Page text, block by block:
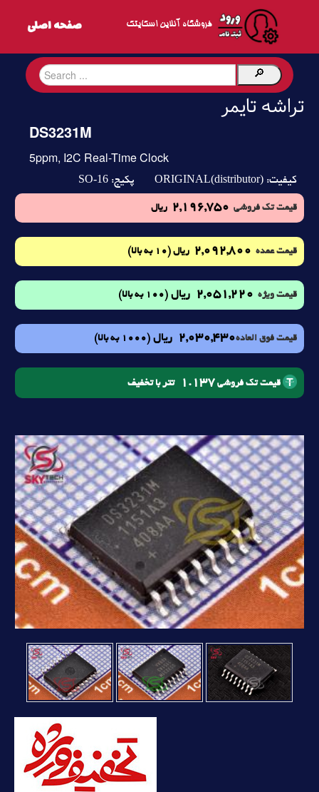
فروشگاه آنلاین اسکایتک
تراشه تایمر
DS3231M
5ppm, I2C Real-Time Clock
کیفیت: ORIGINAL(distributor) پکیج: SO-16
قیمت تک فروشی 2,196,750 ریال
قیمت عمده 2,092,800 ریال (10 به بالا)
قیمت ویژه 2,051,220 ریال (100 به بالا)
قیمت فوق العاده2,030,430 ریال (1000 به بالا)
قیمت تک فروشی 1.137 تتر با تخفیف